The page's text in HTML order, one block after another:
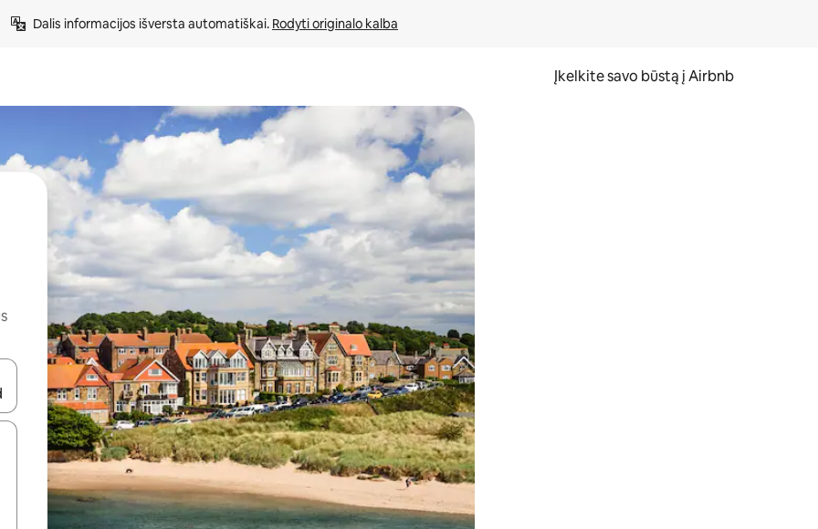
Dalis informacijos išversta automatiškai. Rodyti originalo kalba
Įkelkite savo būstą į Airbnb
naudodami rodykles aukštyn ir žemyn arba liesdami ir braukdami per ekraną.